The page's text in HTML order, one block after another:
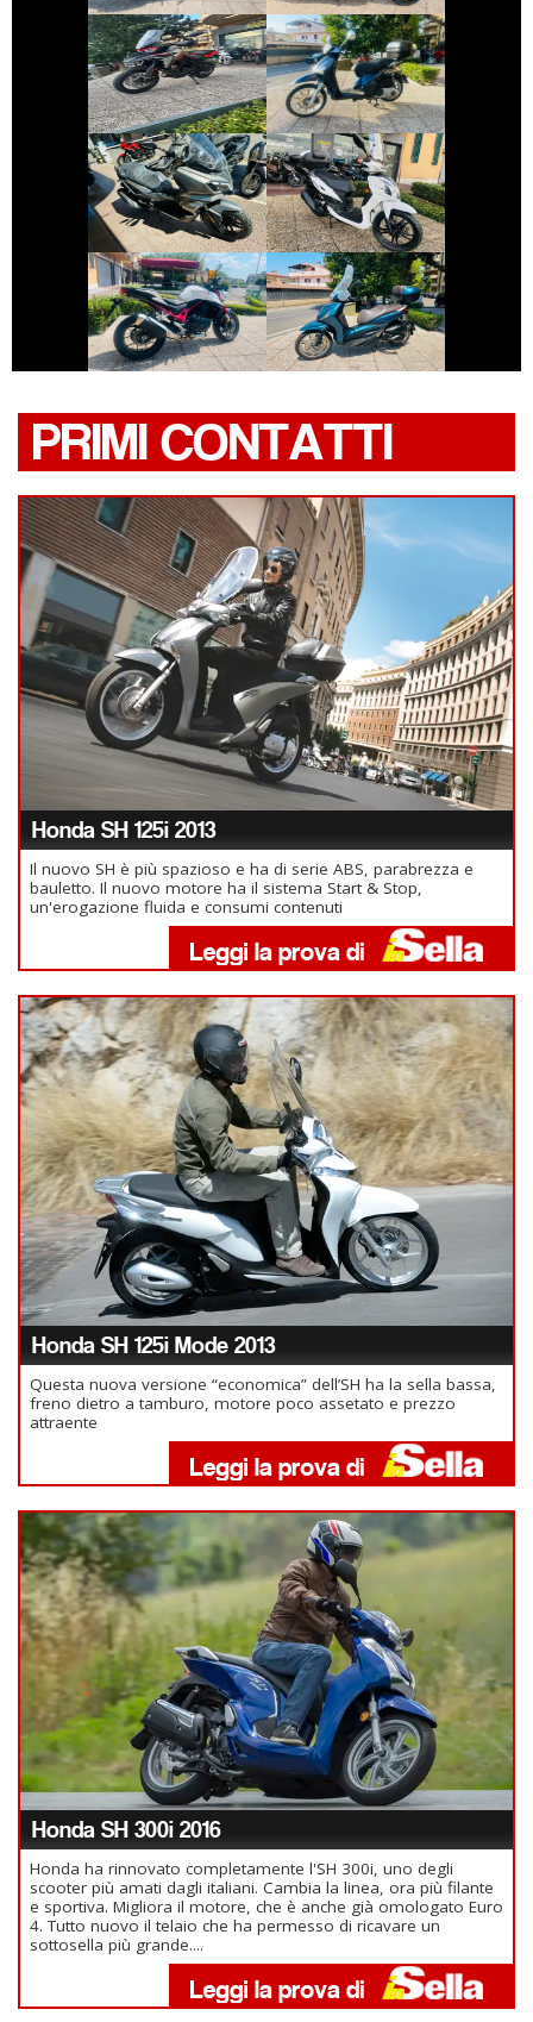
BENELLI TRK PIAGGIO LIBERTY
SYM ADX-300
€ 4.690 €
SYM SYMPHONY
€ 2.190 €
HONDA HORNET
€ 5.990 €
PIAGGIO
BEVERLY
€ 3.990 €
PRIMI CONTATTI
Honda SH 125i 2013
Il nuovo SH è più spazioso e ha di serie ABS, parabrezza e
bauletto. Il nuovo motore ha il sistema Start & Stop,
un'erogazione fluida e consumi contenuti
Honda SH 125i Mode 2013
Questa nuova versione “economica” dell’SH ha la sella bassa,
freno dietro a tamburo, motore poco assetato e prezzo
attraente
Honda SH 300i 2016
Honda ha rinnovato completamente l'SH 300i, uno degli
scooter più amati dagli italiani. Cambia la linea, ora più filante
e sportiva. Migliora il motore, che è anche già omologato Euro
4. Tutto nuovo il telaio che ha permesso di ricavare un
sottosella più grande....